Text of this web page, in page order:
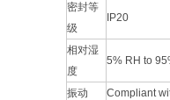
密封等
级
IP20
相对湿
度
5% RH to
振动
Compliant